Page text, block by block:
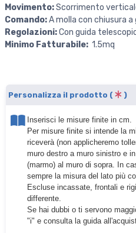
Movimento:Scorrimento
Comando:A molla con chiusura a
Regolazioni:Con guida
Minimo Fatturabile: 1.5mq
Personalizza il prodotto ( )
Inserisci le misure finite in cm.
Per misure finite si intende la
riceverà (non applicheremo
muro destro a muro sinistro e
(marmo) al muro di sopra. In
sempre la misura del lato più
Escluse incassate, frontali e
differente.
Se hai dubbi o ti servono
"i" e consulta la guida